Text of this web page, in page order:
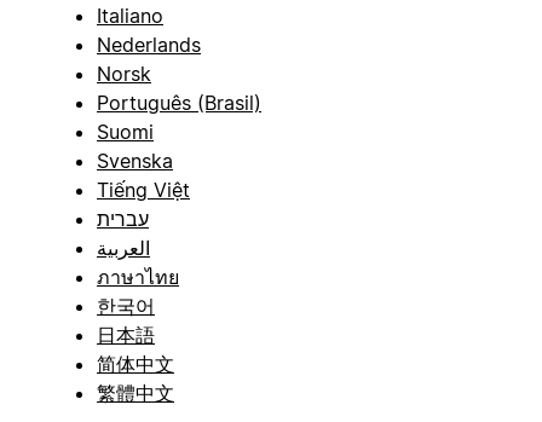
Italiano
Nederlands
Norsk
Português (Brasil)
Suomi
Svenska
Tiếng Việt
עברית
العربية
ภาษาไทย
한국어
日本語
简体中文
繁體中文